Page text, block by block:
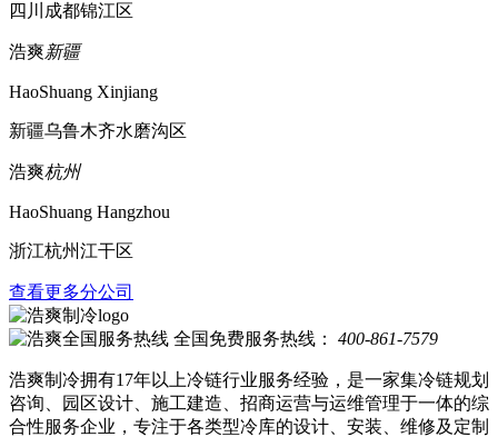
四川成都锦江区
浩爽新疆
HaoShuang Xinjiang
新疆乌鲁木齐水磨沟区
浩爽杭州
HaoShuang Hangzhou
浙江杭州江干区
查看更多分公司
全国免费服务热线： 400-861-7579
浩爽制冷拥有17年以上冷链行业服务经验，是一家集冷链规划
咨询、园区设计、施工建造、招商运营与运维管理于一体的综
合性服务企业，专注于各类型冷库的设计、安装、维修及定制